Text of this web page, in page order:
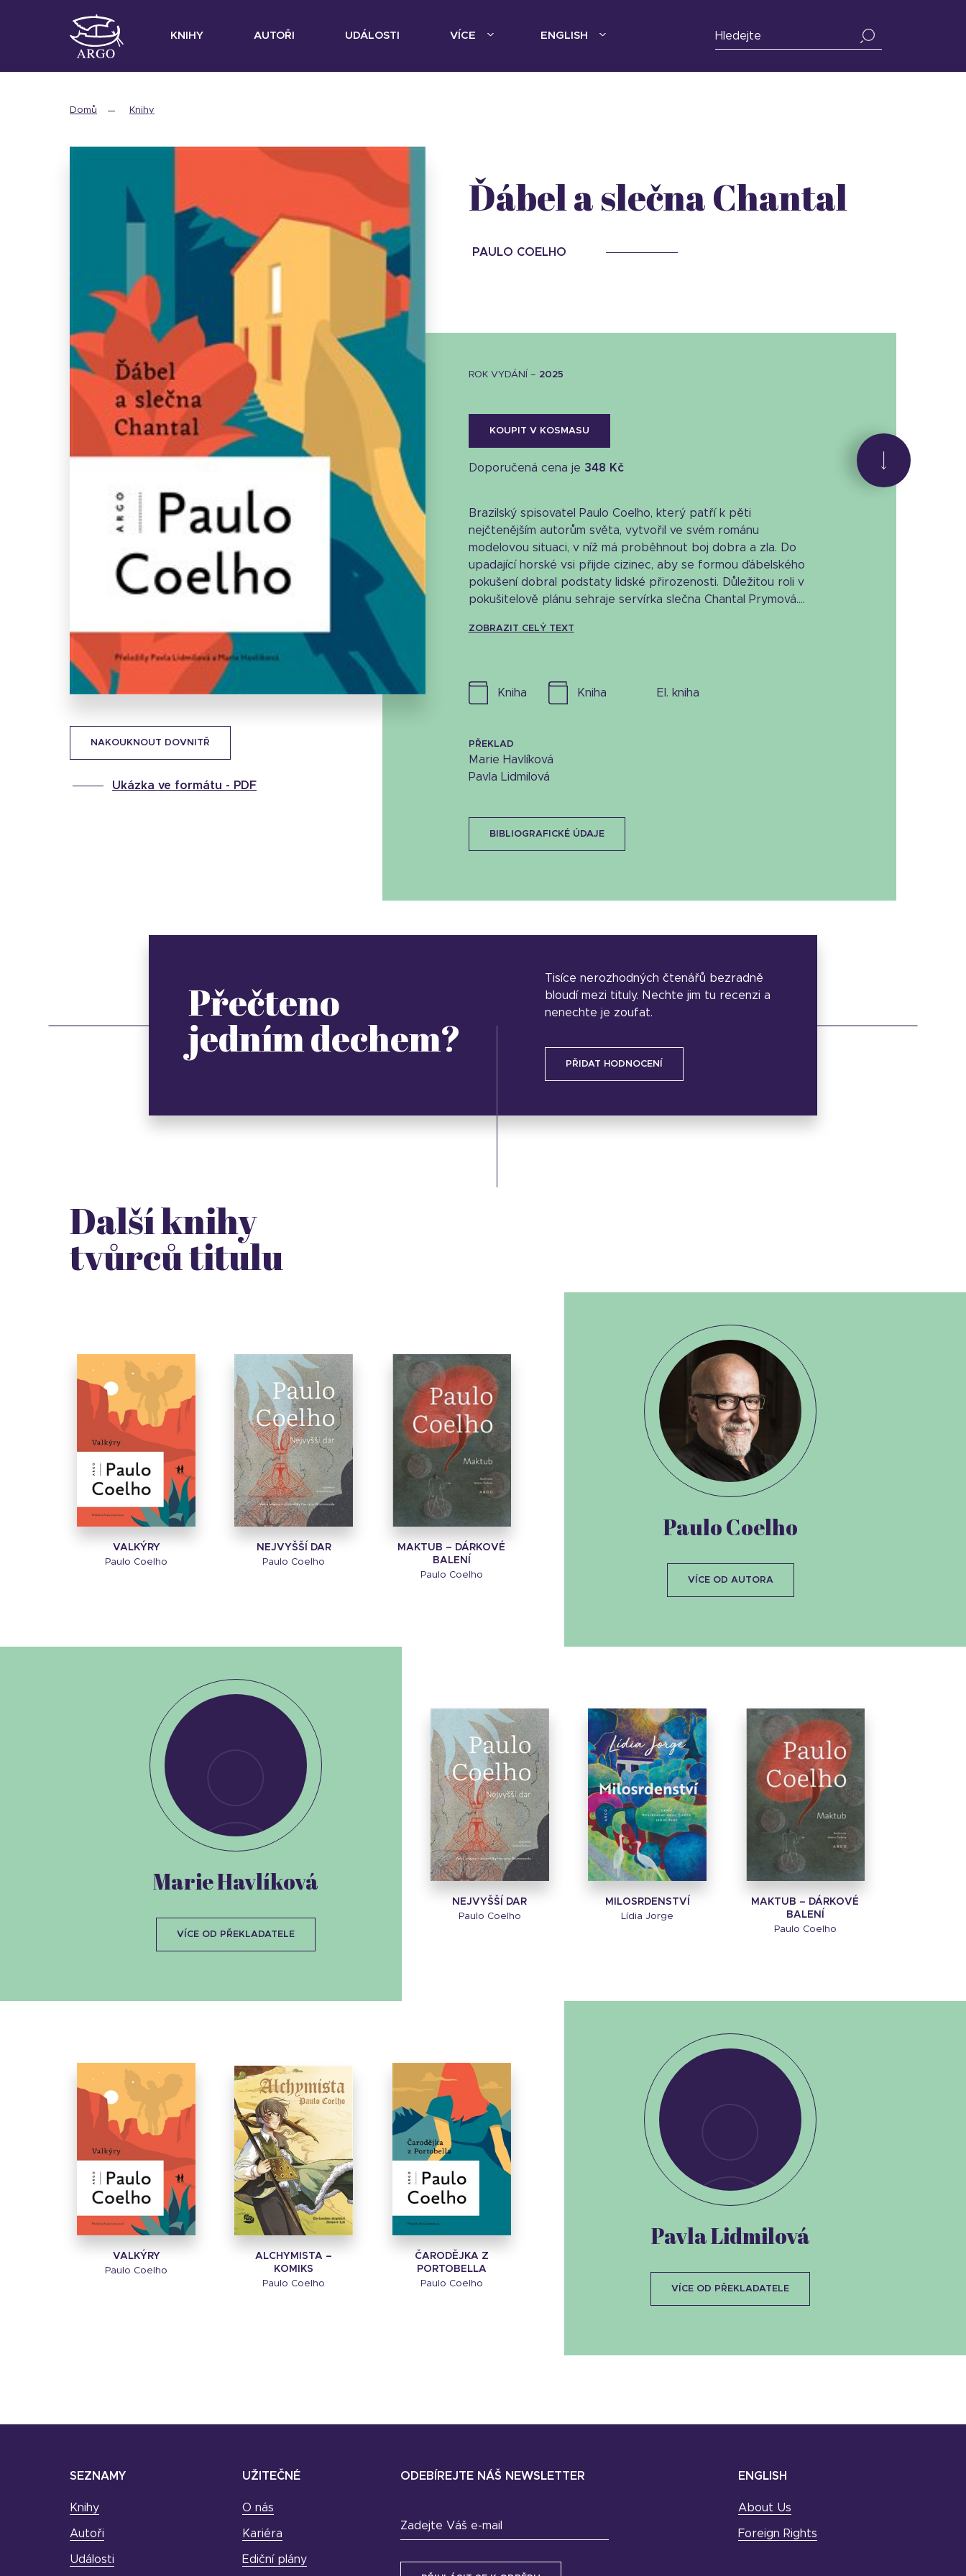
KNIHY AUTOŘI UDÁLOSTI VÍCE ENGLISH
Domů Knihy
NAKOUKNOUT DOVNITŘ
Ukázka ve formátu - PDF
Ďábel a slečna Chantal
PAULO COELHO
ROK VYDÁNÍ – 2025
KOUPIT V KOSMASU
Doporučená cena je 348 Kč
Brazilský spisovatel Paulo Coelho, který patří k pěti
nejčtenějším autorům světa, vytvořil ve svém románu
modelovou situaci, v níž má proběhnout boj dobra a zla. Do
upadající horské vsi přijde cizinec, aby se formou ďábelského
pokušení dobral podstaty lidské přirozenosti. Důležitou roli v
pokušitelově plánu sehraje servírka slečna Chantal Prymová....
ZOBRAZIT CELÝ TEXT
kniha kniha el. kniha
PŘEKLAD
Marie Havlíková
Pavla Lidmilová
BIBLIOGRAFICKÉ ÚDAJE
Přečteno
jedním dechem?
Tisíce nerozhodných čtenářů bezradně
bloudí mezi tituly. Nechte jim tu recenzi a
nenechte je zoufat.
PŘIDAT HODNOCENÍ
Další knihy
tvůrců titulu
VALKÝRY
Paulo Coelho
NEJVYŠŠÍ DAR
Paulo Coelho
MAKTUB – DÁRKOVÉ
BALENÍ
Paulo Coelho
Paulo Coelho
VÍCE OD AUTORA
NEJVYŠŠÍ DAR
Paulo Coelho
MILOSRDENSTVÍ
Lídia Jorge
MAKTUB – DÁRKOVÉ
BALENÍ
Paulo Coelho
Marie Havlíková
VÍCE OD PŘEKLADATELE
VALKÝRY
Paulo Coelho
ALCHYMISTA –
KOMIKS
Paulo Coelho
ČARODĚJKA Z
PORTOBELLA
Paulo Coelho
Pavla Lidmilová
VÍCE OD PŘEKLADATELE
SEZNAMY
Knihy
Autoři
Události
UŽITEČNÉ
O nás
Kariéra
Ediční plány
ODEBÍREJTE NÁŠ NEWSLETTER
Zadejte Váš e-mail
ENGLISH
About Us
Foreign Rights